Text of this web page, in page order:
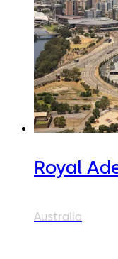
Royal
Australia